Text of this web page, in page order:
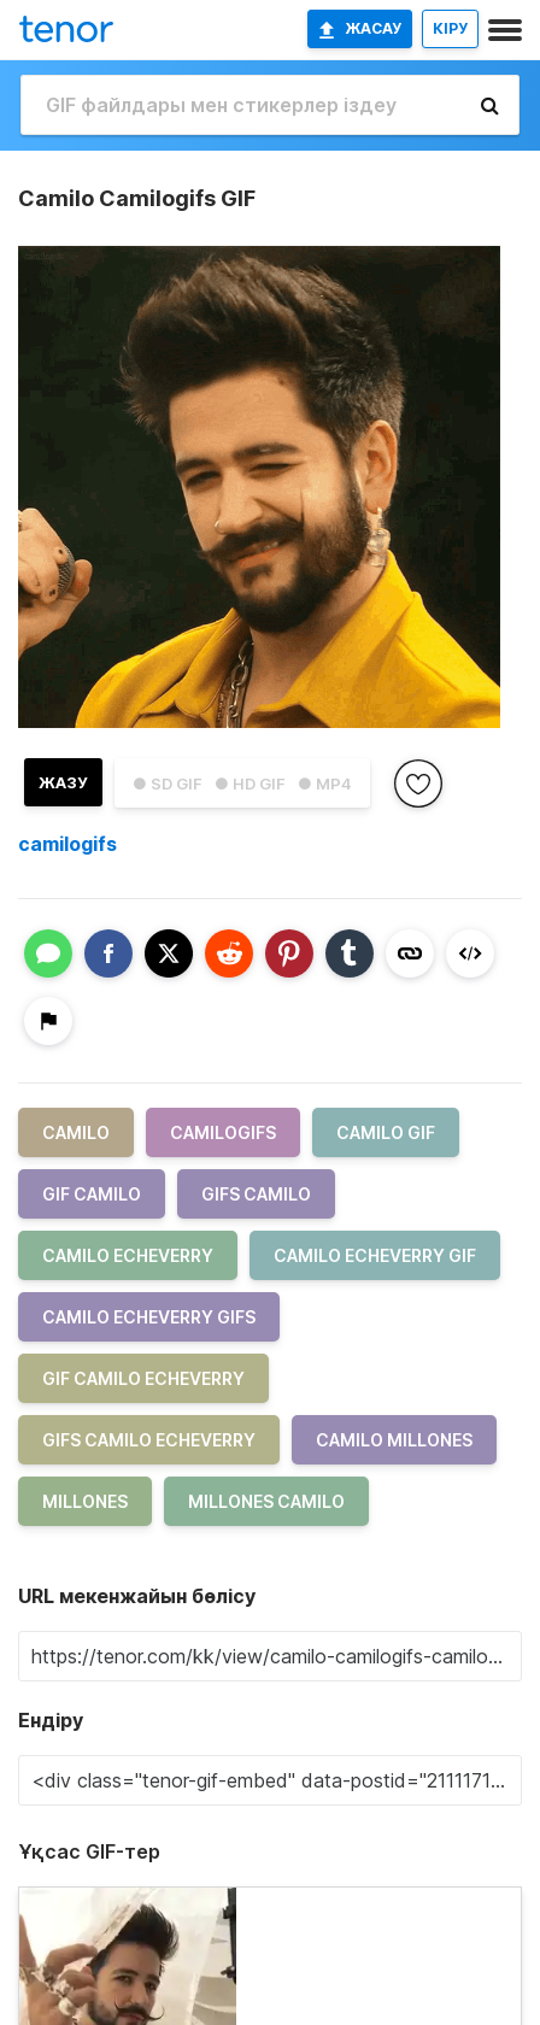
ЖАСАУ КІРУ
Camilo Camilogifs GIF
● SD GIF ● HD GIF ● MP4
ЖАЗУ
camilogifs
CAMILO CAMILOGIFS CAMILO GIF
GIF CAMILO GIFS CAMILO
CAMILO ECHEVERRY CAMILO ECHEVERRY GIF
CAMILO ECHEVERRY GIFS
GIF CAMILO ECHEVERRY
GIFS CAMILO ECHEVERRY CAMILO MILLONES
MILLONES MILLONES CAMILO
URL мекенжайын бөлісу
Ендіру
Ұқсас GIF-тер